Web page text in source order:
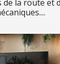
de la route et